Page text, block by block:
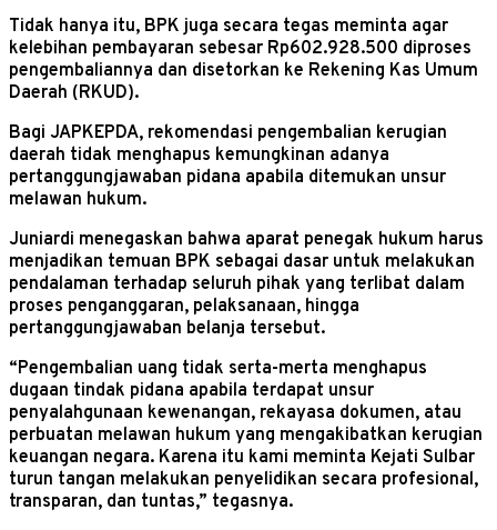
Tidak hanya itu, BPK juga secara tegas meminta agar
kelebihan pembayaran sebesar Rp602.928.500 diproses
pengembaliannya dan disetorkan ke Rekening Kas Umum
Daerah (RKUD).
Bagi JAPKEPDA, rekomendasi pengembalian kerugian
daerah tidak menghapus kemungkinan adanya
pertanggungjawaban pidana apabila ditemukan unsur
melawan hukum.
Juniardi menegaskan bahwa aparat penegak hukum harus
menjadikan temuan BPK sebagai dasar untuk melakukan
pendalaman terhadap seluruh pihak yang terlibat dalam
proses penganggaran, pelaksanaan, hingga
pertanggungjawaban belanja tersebut.
“Pengembalian uang tidak serta-merta menghapus
dugaan tindak pidana apabila terdapat unsur
penyalahgunaan kewenangan, rekayasa dokumen, atau
perbuatan melawan hukum yang mengakibatkan kerugian
keuangan negara. Karena itu kami meminta Kejati Sulbar
turun tangan melakukan penyelidikan secara profesional,
transparan, dan tuntas,” tegasnya.